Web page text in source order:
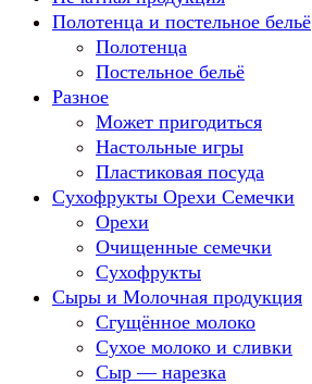
Полотенца и постельное бельё
Полотенца
Постельное бельё
Разное
Может пригодиться
Настольные игры
Пластиковая посуда
Сухофрукты Орехи Семечки
Орехи
Очищенные семечки
Сухофрукты
Сыры и Молочная продукция
Сгущённое молоко
Сухое молоко и сливки
Сыр — нарезка